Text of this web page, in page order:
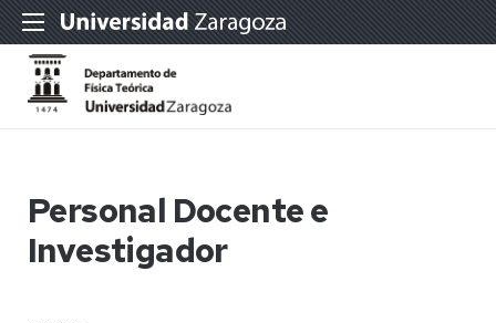
Personal Docente e
Investigador